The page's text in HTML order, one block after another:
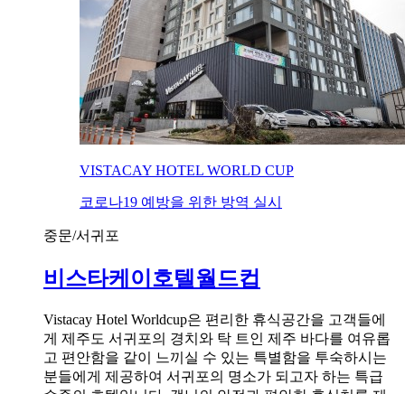
VISTACAY HOTEL WORLD CUP
코로나19 예방을 위한 방역 실시
중문/서귀포
비스타케이호텔월드컵
Vistacay Hotel Worldcup은 편리한 휴식공간을 고객들에
게 제주도 서귀포의 경치와 탁 트인 제주 바다를 여유롭
고 편안함을 같이 느끼실 수 있는 특별함을 투숙하시는
분들에게 제공하여 서귀포의 명소가 되고자 하는 특급